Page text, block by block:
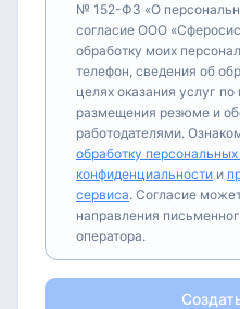
№ 152-ФЗ «О
согласие ООО
обработку моих
телефон, сведения об
целях оказания услуг
размещения резюме и
работодателями.
обработку
конфиденциальности и
сервиса. Согласие
направления
оператора.